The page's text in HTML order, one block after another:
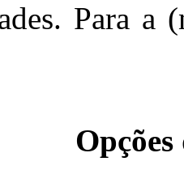
Para a